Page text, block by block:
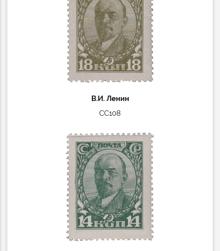
В.И. Ленин
СС108